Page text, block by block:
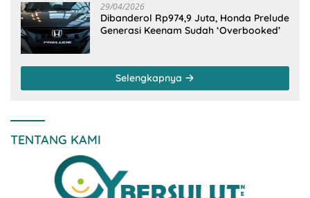
29/04/2026
Dibanderol Rp974,9 Juta, Honda Prelude
Generasi Keenam Sudah ‘Overbooked’
Selengkapnya
TENTANG KAMI